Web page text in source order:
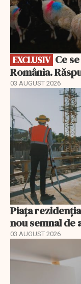
EXCLUSIV
România.
03 AUGUST 2026
Piața
nou semnal de
03 AUGUST 2026